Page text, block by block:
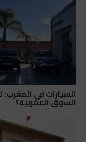
السيارات في المغرب:
السوق المغربية؟